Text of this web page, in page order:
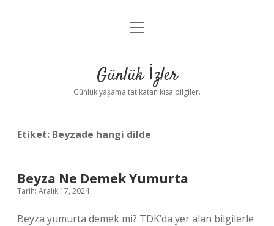
Anasayfa
Yasal Uyarı
menüyü
Günlük İzler
Günlük yaşama tat katan kısa bilgiler.
Etiket: Beyzade hangi dilde
Beyza Ne Demek Yumurta
Tarih: Aralık 17, 2024
Beyza yumurta demek mi? TDK’da yer alan bilgilerle